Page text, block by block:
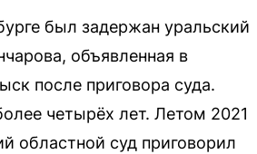
был задержан уральский
объявленная в
после приговора суда.
четырёх лет. Летом 2021
областной суд приговорил